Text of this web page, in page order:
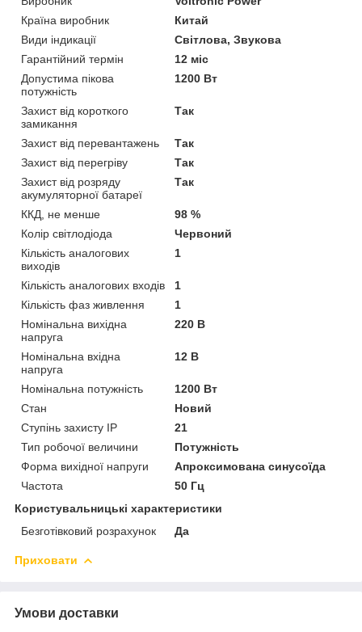
Країна виробник
Китай
Види індикації
Світлова, Звукова
Гарантійний термін
12 міс
Допустима пікова
потужність
1200 Вт
Захист від короткого
замикання
Так
Захист від перевантажень
Так
Захист від перегріву
Так
Захист від розряду
акумуляторної батареї
Так
ККД, не менше
98 %
Колір світлодіода
Червоний
Кількість аналогових
виходів
1
Кількість аналогових входів
1
Кількість фаз живлення
1
Номінальна вихідна
напруга
220 В
Номінальна вхідна
напруга
12 В
Номінальна потужність
1200 Вт
Стан
Новий
Ступінь захисту IP
21
Тип робочої величини
Потужність
Форма вихідної напруги
Апроксимована синусоїда
Частота
50 Гц
Користувальницькі характеристики
Безготівковий розрахунок
Да
Приховати
Умови доставки